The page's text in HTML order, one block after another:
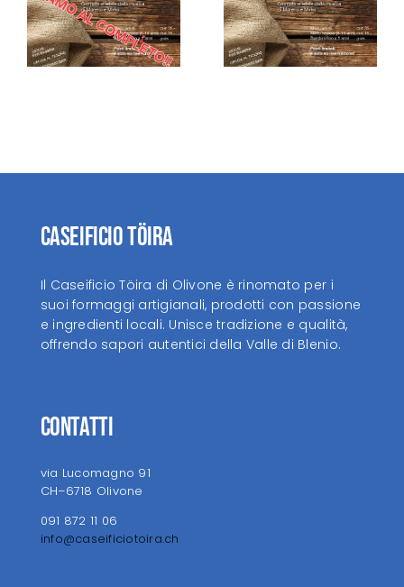
Brunch del
1. agosto
Caseificio Töira
Il Caseificio Töira di Olivone è rinomato per i
suoi formaggi artigianali, prodotti con passione
e ingredienti locali. Unisce tradizione e qualità,
offrendo sapori autentici della Valle di Blenio.
Contatti
via Lucomagno 91
CH–6718 Olivone
091 872 11 06
info@caseificiotoira.ch